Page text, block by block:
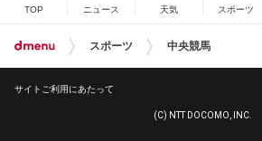
TOP ニュース 天気 スポーツ
スポーツ 中央競馬
サイトご利用にあたって
(C) NTT DOCOMO, INC.